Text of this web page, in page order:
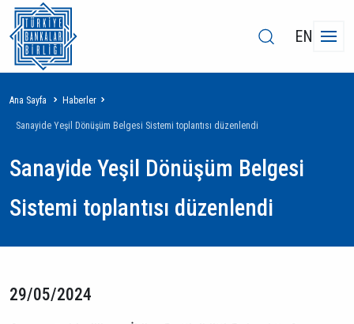
EN
Sayfa
yolu
Ana Sayfa Haberler
Sanayide Yeşil Dönüşüm Belgesi Sistemi toplantısı düzenlendi
Sanayide Yeşil Dönüşüm Belgesi
Sistemi toplantısı düzenlendi
29/05/2024